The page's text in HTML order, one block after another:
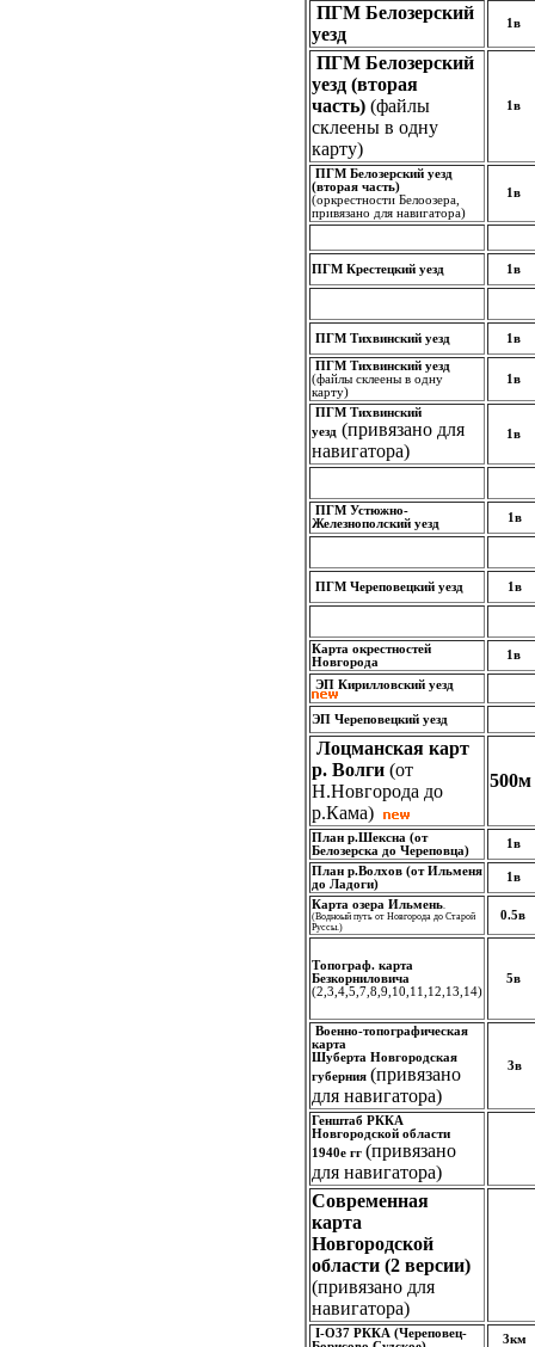
ПГМ Белозерский
уезд
1в
ПГМ Белозерский
уезд (вторая
часть) (файлы
склеены в одну
карту)
1в
ПГМ Белозерский уезд
(вторая часть)
(оркрестности Белоозера,
привязано для навигатора)
1в
ПГМ Крестецкий уезд 1в
ПГМ Тихвинский уезд 1в
ПГМ Тихвинский уезд
(файлы склеены в одну
карту)
1в
ПГМ Тихвинский
уезд (привязано для
навигатора)
1в
ПГМ Устюжно-
Железнополский уезд
1в
ПГМ Череповецкий уезд 1в
Карта окрестностей
Новгорода
1в
ЭП Кирилловский уезд
ЭП Череповецкий уезд
Лоцманская карт
р. Волги (от
Н.Новгорода до
р.Кама)
500м
План р.Шексна (от
Белозерска до Череповца)
1в
План р.Волхов (от Ильменя
до Ладоги)
1в
Карта озера Ильмень
(Водноый путь от Новгорода до Старой
Руссы.)
0.5в
Топограф. карта
Безкорниловича
(2,3,4,5,7,8,9,10,11,12,13,14)
5в
Военно-топографическая
карта
Шуберта Новгородская
губерния (привязано
для навигатора)
3в
Генштаб РККА
Новгородской области
1940е гг (привязано
для навигатора)
Современная
карта
Новгородской
области (2 версии)
(привязано для
навигатора)
I-O37 РККА (Череповец-
3км